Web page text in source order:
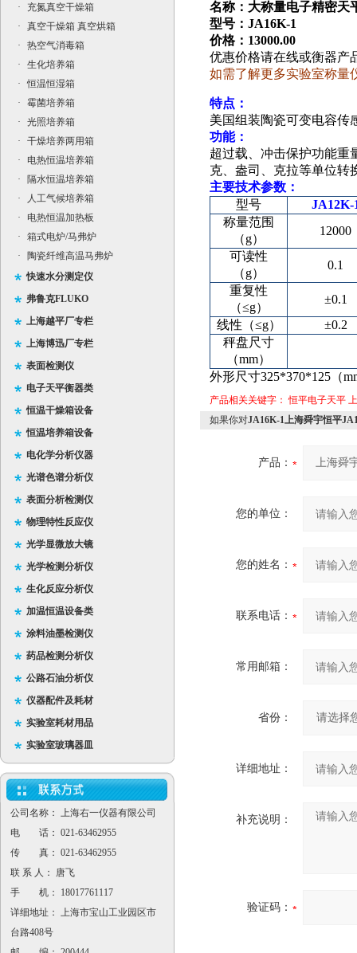
·
充氮真空干燥箱
·
真空干燥箱 真空烘箱
·
热空气消毒箱
·
生化培养箱
·
恒温恒湿箱
·
霉菌培养箱
·
光照培养箱
·
干燥培养两用箱
·
电热恒温培养箱
·
隔水恒温培养箱
·
人工气候培养箱
·
电热恒温加热板
·
箱式电炉/马弗炉
·
陶瓷纤维高温马弗炉
快速水分测定仪
弗鲁克FLUKO
上海越平厂专栏
上海博迅厂专栏
表面检测仪
电子天平衡器类
恒温干燥箱设备
恒温培养箱设备
电化学分析仪器
光谱色谱分析仪
表面分析检测仪
物理特性反应仪
光学显微放大镜
光学检测分析仪
生化反应分析仪
加温恒温设备类
涂料油墨检测仪
药品检测分析仪
公路石油分析仪
仪器配件及耗材
实验室耗材用品
实验室玻璃器皿
公司名称： 上海右一仪器有限公司
电 话： 021-63462955
传 真： 021-63462955
联 系 人： 唐飞
手 机： 18017761117
详细地址： 上海市宝山工业园区市
台路408号
名称：大称量电子精密天
型号：JA16K-1
价格：13000.00
优惠价格请在线或衡器产
如需了解更多实验室称量
特点：
美国组装陶瓷可变电容传
功能：
超过载、冲击保护功能重
克、盎司、克拉等单位转
主要技术参数：
型号
JA12K-
称量范围
（g）
12000
可读性
（g）
0.1
重复性
（≤g）
±0.1
线性 （≤g）
±0.2
秤盘尺寸
（mm）
外形尺寸325*370*125（
产品相关关键字：恒平电子天平
如果你对JA16K-1上海舜宇恒平
产品：
您的单位：
您的姓名：
联系电话：
常用邮箱：
省份：
详细地址：
补充说明：
验证码：